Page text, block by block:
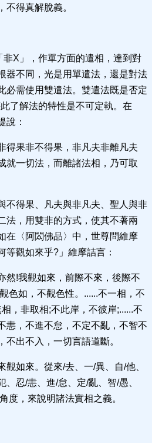
不得真解脫義。
X」，作單方面的遣相，達到對
器不同，光是用單遣法，還是對法
必需使用雙遣法。雙遣法既是否定
了解法的特性是不可定執。在
說：
得果非不得果，非凡夫非離凡夫
就一切法，而離諸法相，乃可取
不得果、凡夫與非凡夫、聖人與非
法，用雙非的方式，使其不著兩
在〈阿閦佛品〉中，世尊問維摩
等觀如來乎?」維摩詰言：
然!我觀如來，前際不來，後際不
色如，不觀色性。......不一相，不
，非取相;不此岸，不彼岸;......不
恚，不進不怠，不定不亂，不智不
不出不入，一切言語道斷。
觀如來。從來/去、一/異、自/他、
、忍/恚、進/怠、定/亂、智/愚、
度，來說明諸法實相之義。